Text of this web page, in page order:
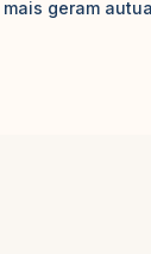
geram